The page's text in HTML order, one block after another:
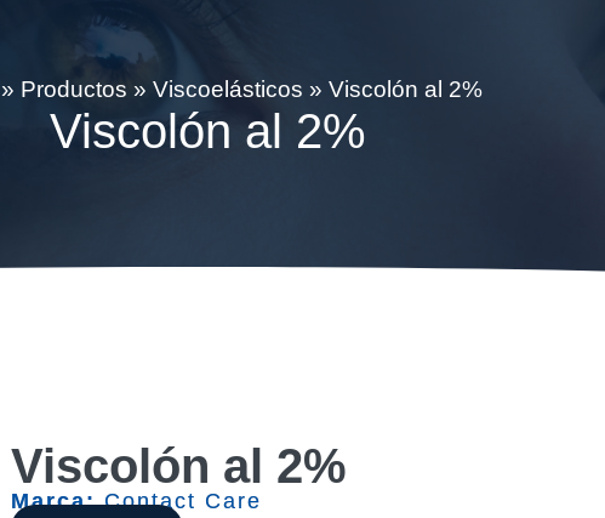
» Productos » Viscoelásticos » Viscolón al 2%
Viscolón al 2%
Viscolón al 2%
Marca:Contact Care